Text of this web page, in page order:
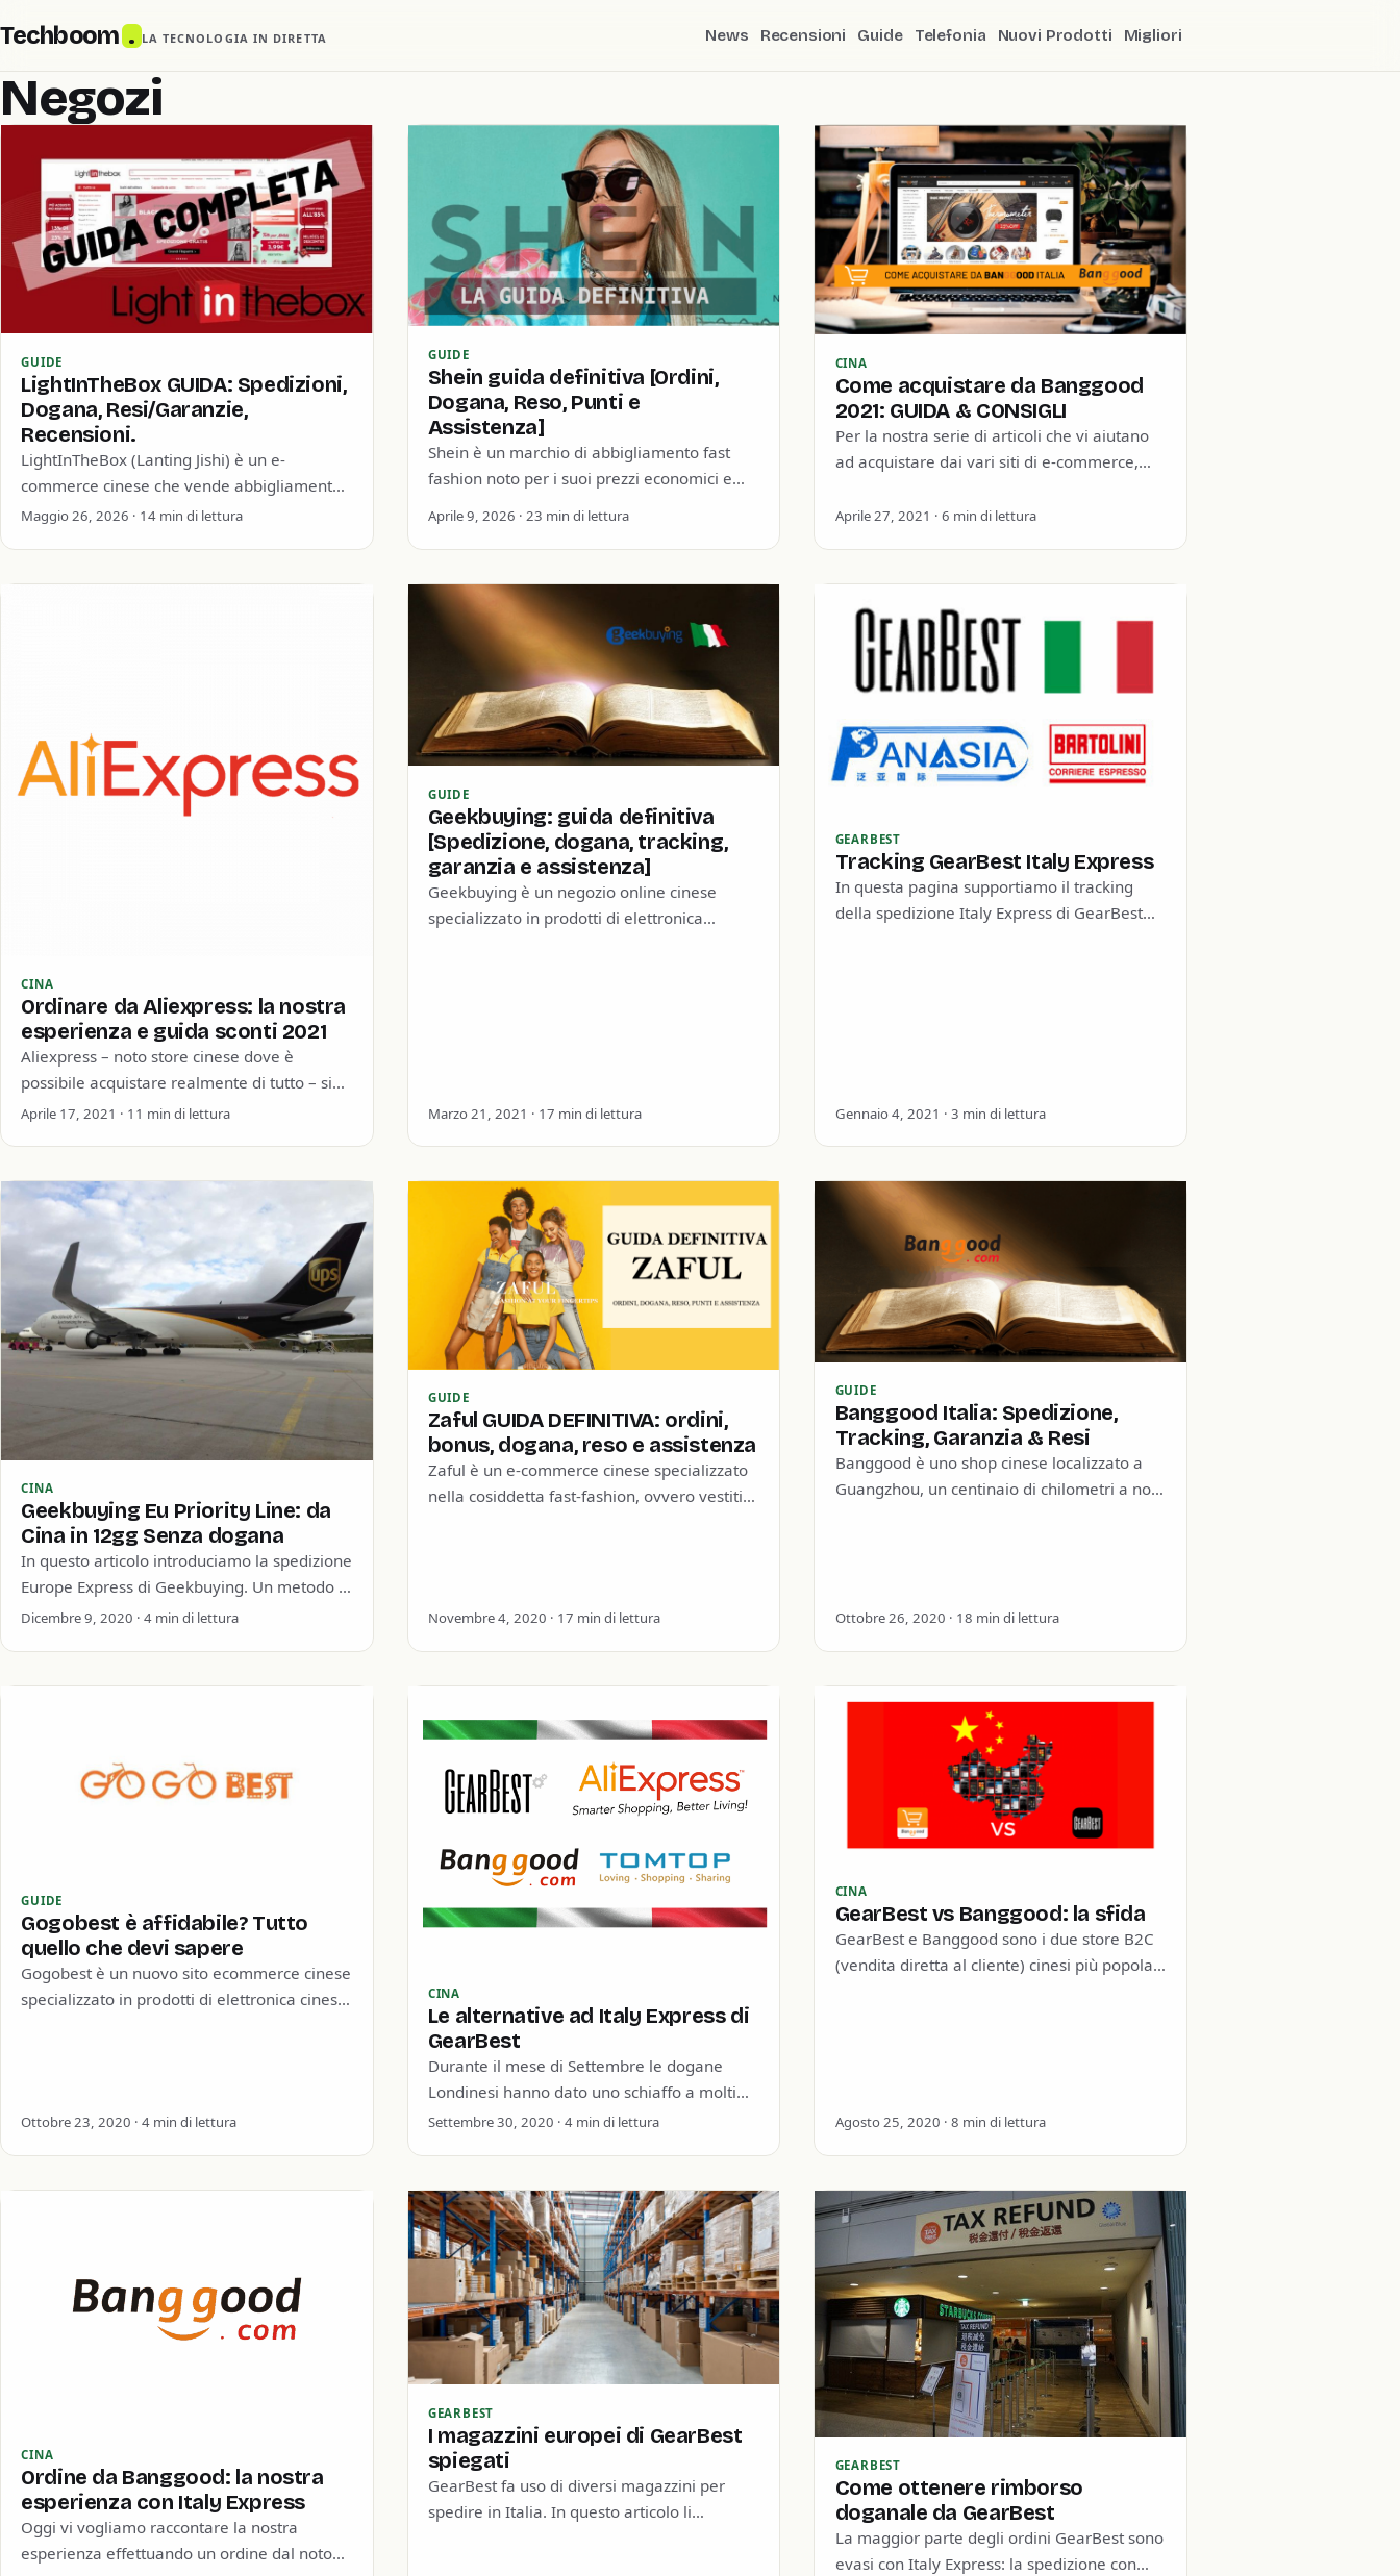
Techboom . LA TECNOLOGIA IN DIRETTA News Recensioni Guide Telefonia Nuovi Prodotti Migliori
Negozi
GUIDE
LightInTheBox GUIDA: Spedizioni,
Dogana, Resi/Garanzie,
Recensioni.
LightInTheBox (Lanting Jishi) è un e-
commerce cinese che vende abbigliamento,
accessori per casa/giardino e gadget
Maggio 26, 2026 · 14 min di lettura
GUIDE
Shein guida definitiva [Ordini,
Dogana, Reso, Punti e
Assistenza]
Shein è un marchio di abbigliamento fast
fashion noto per i suoi prezzi economici e
anche…
Aprile 9, 2026 · 23 min di lettura
CINA
Come acquistare da Banggood
2021: GUIDA & CONSIGLI
Per la nostra serie di articoli che vi aiutano
ad acquistare dai vari siti di e-commerce,
Aprile 27, 2021 · 6 min di lettura
CINA
Ordinare da Aliexpress: la nostra
esperienza e guida sconti 2021
Aliexpress – noto store cinese dove è
possibile acquistare realmente di tutto – si
sta facendo conoscere molto bene anche in
Aprile 17, 2021 · 11 min di lettura
GUIDE
Geekbuying: guida definitiva
[Spedizione, dogana, tracking,
garanzia e assistenza]
Geekbuying è un negozio online cinese
specializzato in prodotti di elettronica
Marzo 21, 2021 · 17 min di lettura
GEARBEST
Tracking GearBest Italy Express
In questa pagina supportiamo il tracking
della spedizione Italy Express di GearBest
Gennaio 4, 2021 · 3 min di lettura
CINA
Geekbuying Eu Priority Line: da
Cina in 12gg Senza dogana
In questo articolo introduciamo la spedizione
Europe Express di Geekbuying. Un metodo di
importazione esente a dogana, rapido,
Dicembre 9, 2020 · 4 min di lettura
GUIDE
Zaful GUIDA DEFINITIVA: ordini,
bonus, dogana, reso e assistenza
Zaful è un e-commerce cinese specializzato
nella cosiddetta fast-fashion, ovvero vestiti
Novembre 4, 2020 · 17 min di lettura
GUIDE
Banggood Italia: Spedizione,
Tracking, Garanzia & Resi
Banggood è uno shop cinese localizzato a
Guangzhou, un centinaio di chilometri a nord
Ottobre 26, 2020 · 18 min di lettura
GUIDE
Gogobest è affidabile? Tutto
quello che devi sapere
Gogobest è un nuovo sito ecommerce cinese
specializzato in prodotti di elettronica cinesi.
Ottobre 23, 2020 · 4 min di lettura
CINA
Le alternative ad Italy Express di
GearBest
Durante il mese di Settembre le dogane
Londinesi hanno dato uno schiaffo a molti
operatori cinesi, che sfruttavano l’aeroporto
Settembre 30, 2020 · 4 min di lettura
CINA
GearBest vs Banggood: la sfida
GearBest e Banggood sono i due store B2C
(vendita diretta al cliente) cinesi più popolari
Agosto 25, 2020 · 8 min di lettura
CINA
Ordine da Banggood: la nostra
esperienza con Italy Express
Oggi vi vogliamo raccontare la nostra
esperienza effettuando un ordine dal noto
GEARBEST
I magazzini europei di GearBest
spiegati
GearBest fa uso di diversi magazzini per
spedire in Italia. In questo articolo li
GEARBEST
Come ottenere rimborso
doganale da GearBest
La maggior parte degli ordini GearBest sono
evasi con Italy Express: la spedizione con